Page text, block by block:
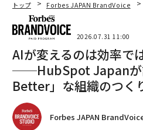
トップ Forbes JAPAN BrandVoice
2026.07.31 11:00
AIが変えるのは効率で
──HubSpot Japanが
Better」な組織のつく
Forbes JAPAN